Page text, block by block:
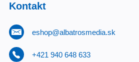
Kontakt
eshop@albatrosmedia.sk
+421 940 648 633